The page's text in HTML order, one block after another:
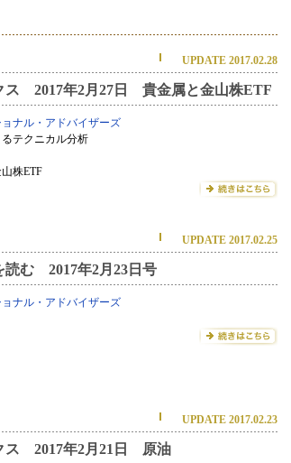
UPDATE 2017.02.28
ス 2017年2月27日 貴金属と金山株ETF
ナル・アドバイザーズ
テクニカル分析
株ETF
UPDATE 2017.02.25
読む 2017年2月23日号
ナル・アドバイザーズ
UPDATE 2017.02.23
ス 2017年2月21日 原油